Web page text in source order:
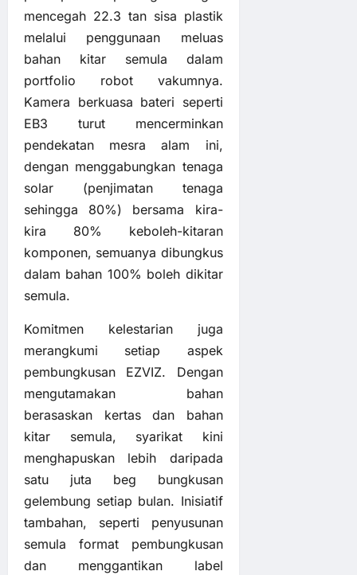
mencegah 22.3 tan sisa plastik
melalui penggunaan meluas
bahan kitar semula dalam
portfolio robot vakumnya.
Kamera berkuasa bateri seperti
EB3 turut mencerminkan
pendekatan mesra alam ini,
dengan menggabungkan tenaga
solar (penjimatan tenaga
sehingga 80%) bersama kira-
kira 80% keboleh-kitaran
komponen, semuanya dibungkus
dalam bahan 100% boleh dikitar
semula.
Komitmen kelestarian juga
merangkumi setiap aspek
pembungkusan EZVIZ. Dengan
mengutamakan bahan
berasaskan kertas dan bahan
kitar semula, syarikat kini
menghapuskan lebih daripada
satu juta beg bungkusan
gelembung setiap bulan. Inisiatif
tambahan, seperti penyusunan
semula format pembungkusan
dan menggantikan label